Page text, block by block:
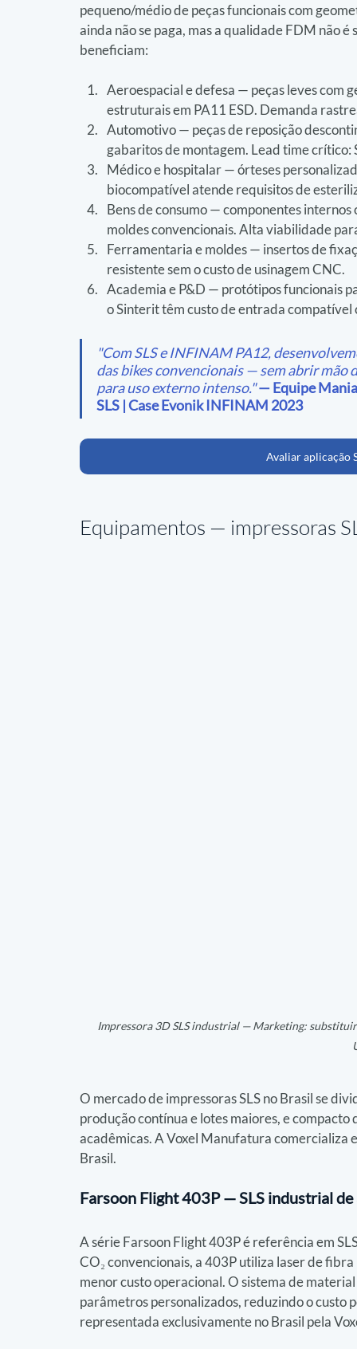
pequeno/médio de peças funcionais com
ainda não se paga, mas a qualidade FDM não
beneficiam:
Aeroespacial e defesa — peças leves com
estruturais em PA11 ESD. Demanda
Automotivo — peças de reposição
gabaritos de montagem. Lead time crítico:
Médico e hospitalar — órteses
biocompatível atende requisitos de
Bens de consumo — componentes
moldes convencionais. Alta viabilidade
Ferramentaria e moldes — insertos de
resistente sem o custo de usinagem CNC.
Academia e P&D — protótipos funcionais
o Sinterit têm custo de entrada
"Com SLS e INFINAM PA12,
das bikes convencionais — sem abrir
para uso externo intenso." — Equipe
SLS | Case Evonik INFINAM 2023
Avaliar aplicação
Equipamentos — impressoras
Impressora 3D SLS industrial — Marketing:
O mercado de impressoras SLS no Brasil se
produção contínua e lotes maiores, e
acadêmicas. A Voxel Manufatura comercializa
Brasil.
Farsoon Flight 403P — SLS industrial
A série Farsoon Flight 403P é referência em
CO₂ convencionais, a 403P utiliza laser de
menor custo operacional. O sistema de
parâmetros personalizados, reduzindo o custo
representada exclusivamente no Brasil pela